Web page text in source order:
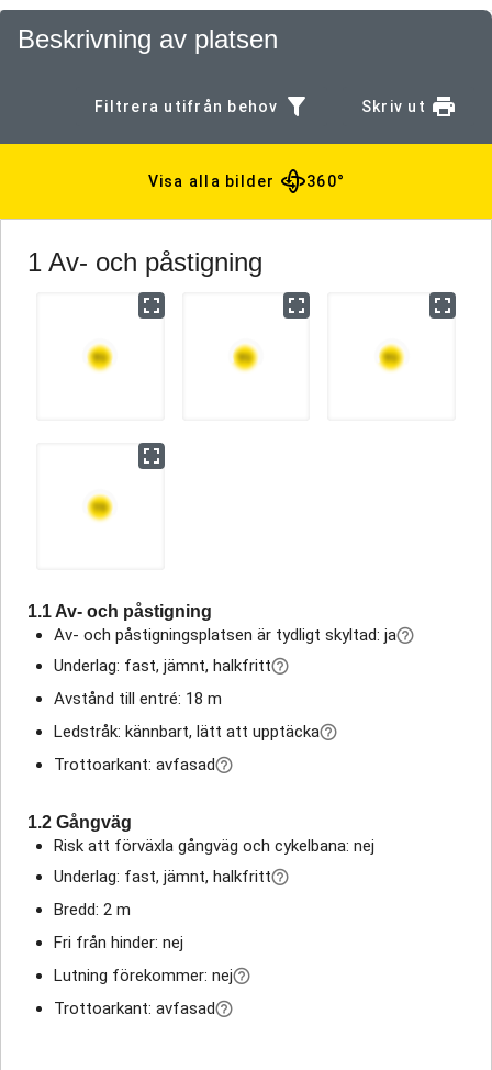
Beskrivning av platsen
Filtrera utifrån behov Skriv ut
Visa alla bilder 360°
1 Av- och påstigning
1.1 Av- och påstigning
Av- och påstigningsplatsen är tydligt skyltad: ja
Underlag: fast, jämnt, halkfritt
Avstånd till entré: 18 m
Ledstråk: kännbart, lätt att upptäcka
Trottoarkant: avfasad
1.2 Gångväg
Risk att förväxla gångväg och cykelbana: nej
Underlag: fast, jämnt, halkfritt
Bredd: 2 m
Fri från hinder: nej
Lutning förekommer: nej
Trottoarkant: avfasad